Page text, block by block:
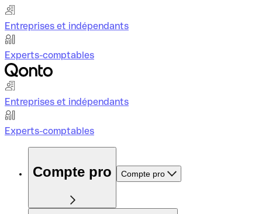
Entreprises et indépendants
Experts-comptables
Entreprises et indépendants
Experts-comptables
Compte pro Compte pro